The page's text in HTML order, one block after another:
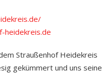
heidekreis.de
Straußenhof Heidekreis
gekümmert und uns seine